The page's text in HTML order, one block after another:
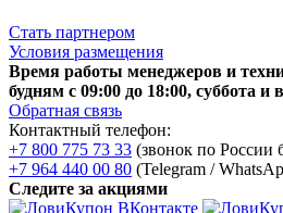
Стать партнером
Условия размещения
Время работы менеджеров и
будням с 09:00 до 18:00, суббота и
Обратная связь
Контактный телефон:
+7 800 775 73 33 (звонок по России
+7 964 440 00 80 (Telegram /
Следите за акциями